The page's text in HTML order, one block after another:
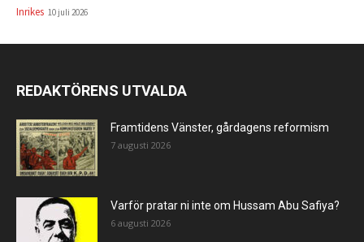
Inrikes 10 juli 2026
REDAKTÖRENS UTVALDA
Framtidens Vänster, gårdagens reformism
7 augusti 2026
Varför pratar ni inte om Hussam Abu Safiya?
6 augusti 2026